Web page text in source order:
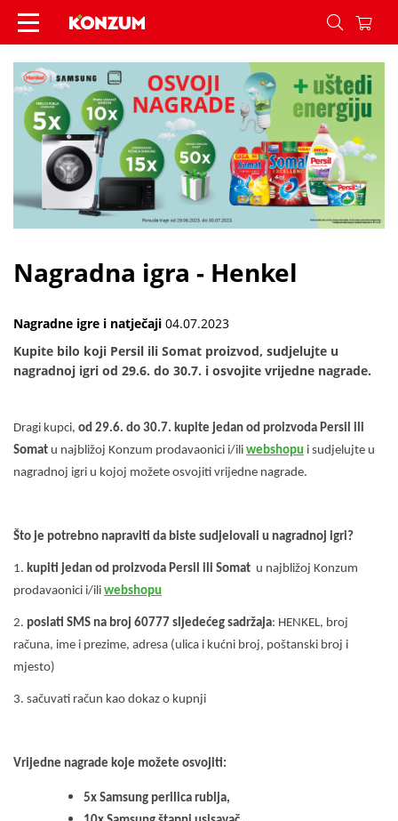
Nagradna igra - Henkel - Vijesti - Konzum
Nagradna igra - Henkel
Nagradne igre i natječaji 04.07.2023
Kupite bilo koji Persil ili Somat proizvod, sudjelujte u
nagradnoj igri od 29.6. do 30.7. i osvojite vrijedne nagrade.
Dragi kupci, od 29.6. do 30.7. kupite jedan od proizvoda Persil ili
Somat u najbližoj Konzum prodavaonici i/ili webshopu i sudjelujte u
nagradnoj igri u kojoj možete osvojiti vrijedne nagrade.
Što je potrebno napraviti da biste sudjelovali u nagradnoj igri?
1. kupiti jedan od proizvoda Persil ili Somat u najbližoj Konzum
prodavaonici i/ili webshopu
2. poslati SMS na broj 60777 sljedećeg sadržaja: HENKEL, broj
računa, ime i prezime, adresa (ulica i kućni broj, poštanski broj i
mjesto)
3. sačuvati račun kao dokaz o kupnji
Vrijedne nagrade koje možete osvojiti:
5x Samsung perilica rublja,